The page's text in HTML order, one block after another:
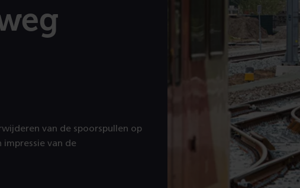
van de spoorspullen op
van de